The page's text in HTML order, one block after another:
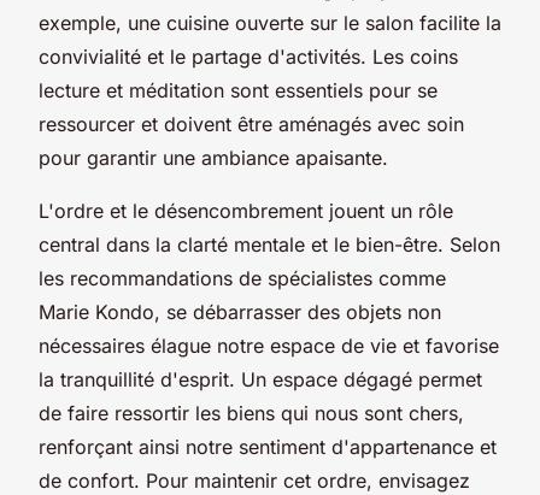
exemple, une cuisine ouverte sur le salon facilite la
convivialité et le partage d'activités. Les coins
lecture et méditation sont essentiels pour se
ressourcer et doivent être aménagés avec soin
pour garantir une ambiance apaisante.
L'ordre et le désencombrement jouent un rôle
central dans la clarté mentale et le bien-être. Selon
les recommandations de spécialistes comme
Marie Kondo, se débarrasser des objets non
nécessaires élague notre espace de vie et favorise
la tranquillité d'esprit. Un espace dégagé permet
de faire ressortir les biens qui nous sont chers,
renforçant ainsi notre sentiment d'appartenance et
de confort. Pour maintenir cet ordre, envisagez